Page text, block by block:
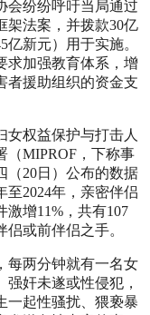
会纷纷呼吁当局通过
架法案，并拨款30亿
亿新元）用于实施。
求加强教育体系，增
者援助组织的资金支
女权益保护与打击人
（MIPROF，下称事
（20日）公布的数据
至2024年，亲密伴侣
激增11%，共有107
侣或前伴侣之手。
每两分钟就有一名女
强奸未遂或性侵犯，
一起性骚扰、猥亵暴